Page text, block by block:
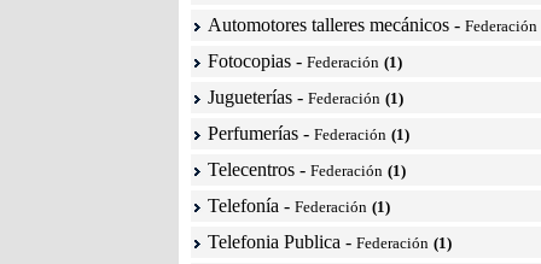
Automotores talleres mecánicos - Federación
Fotocopias - Federación (1)
Jugueterías - Federación (1)
Perfumerías - Federación (1)
Telecentros - Federación (1)
Telefonía - Federación (1)
Telefonia Publica - Federación (1)